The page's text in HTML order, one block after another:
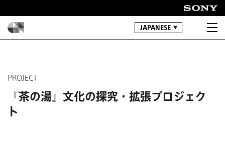
JAPANESE
PROJECT
『茶の湯』文化の探究・拡張プロジェク
ト